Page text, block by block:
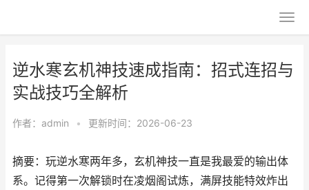
逆水寒玄机神技速成指南：招式连招与
实战技巧全解析
作者： admin • 更新时间：2026-06-23
摘要：玩逆水寒两年多，玄机神技一直是我最爱的输出体
系。记得第一次解锁时在凌烟阁试炼，满屏技能特效炸出